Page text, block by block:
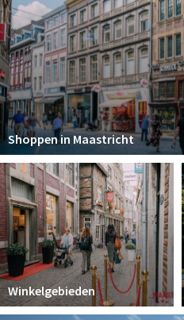
Shoppen in Maastricht
Winkelgebieden